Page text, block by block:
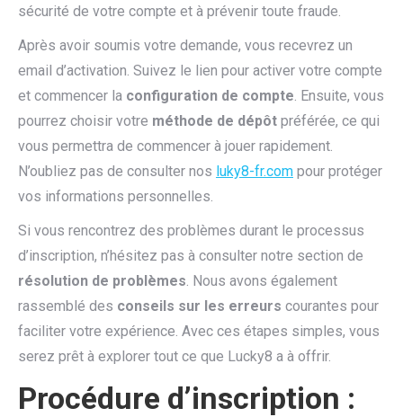
sécurité de votre compte et à prévenir toute fraude.
Après avoir soumis votre demande, vous recevrez un
email d’activation. Suivez le lien pour activer votre compte
et commencer la configuration de compte. Ensuite, vous
pourrez choisir votre méthode de dépôt préférée, ce qui
vous permettra de commencer à jouer rapidement.
N’oubliez pas de consulter nos luky8-fr.com pour protéger
vos informations personnelles.
Si vous rencontrez des problèmes durant le processus
d’inscription, n’hésitez pas à consulter notre section de
résolution de problèmes. Nous avons également
rassemblé des conseils sur les erreurs courantes pour
faciliter votre expérience. Avec ces étapes simples, vous
serez prêt à explorer tout ce que Lucky8 a à offrir.
Procédure d’inscription :